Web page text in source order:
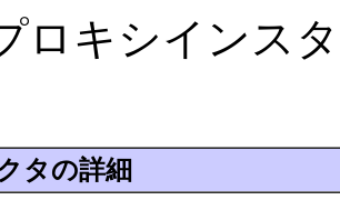
ロキシインス
タの詳細